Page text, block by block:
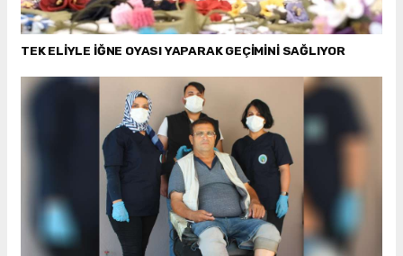
TEK ELİYLE İĞNE OYASI YAPARAK GEÇİMİNİ SAĞLIYOR